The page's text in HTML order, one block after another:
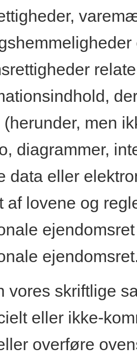
(herunder, men
diagrammer,
data eller
af lovene og
vores skriftlige
eller ikke-
overføre